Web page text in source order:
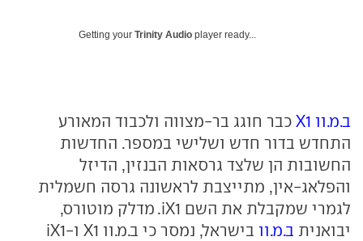
Getting your Trinity Audio player ready...
ב.מ.וו X1
כבר חוגג בר-מצווה ולכבוד המאורע
התחדש בדור חדש ושלישי במספר. החדשות
החשובות הן שלצד גרסאות הבנזין, הדיזל
והפלאג-אין, מתייצבת לראשונה גרסה חשמלית
לגמרי שמקבלת את השם iX1. מדלק מוטורס,
יבואנית ב.מ.וו
בישראל, נמסר כי ב.מ.וו X1 ו-iX1